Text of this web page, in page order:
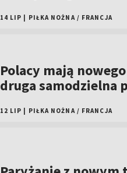
14 LIP PIŁKA NOŻNA / FRANCJA
Polacy mają
druga samodzielna
12 LIP PIŁKA NOŻNA / FRANCJA